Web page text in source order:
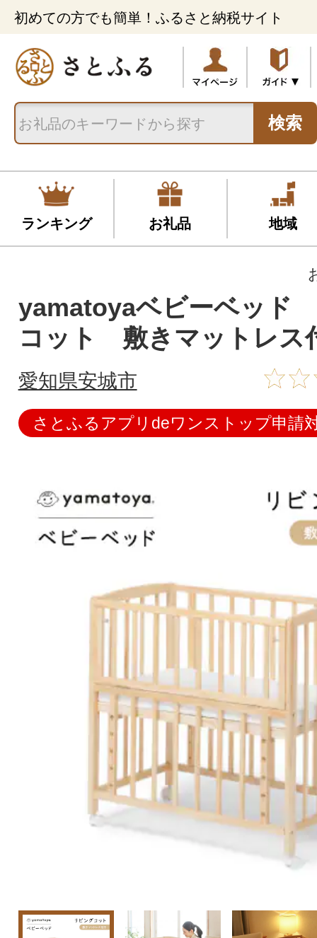
初めての方でも簡単！ふるさと納税サイト
検索
ランキング お礼品 地域
yamatoyaベビーベッド
コット 敷きマットレス
愛知県安城市
さとふるアプリdeワンストップ申請